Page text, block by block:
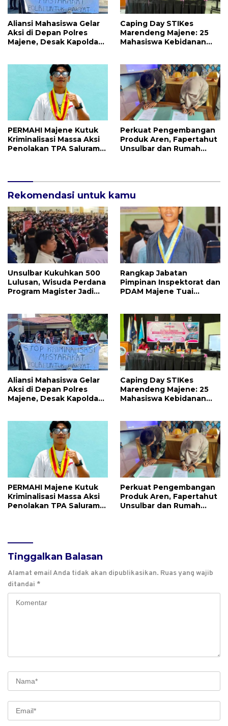
Aliansi Mahasiswa Gelar
Aksi di Depan Polres
Majene, Desak Kapolda
Caping Day STIKes
Marendeng Majene: 25
Mahasiswa Kebidanan
PERMAHI Majene Kutuk
Kriminalisasi Massa Aksi
Penolakan TPA Saluramo,
Perkuat Pengembangan
Produk Aren, Fapertahut
Unsulbar dan Rumah
Rekomendasi untuk kamu
Unsulbar Kukuhkan 500
Lulusan, Wisuda Perdana
Program Magister Jadi
Rangkap Jabatan
Pimpinan Inspektorat dan
PDAM Majene Tuai
Independensi
Pengawasan
Aliansi Mahasiswa Gelar
Aksi di Depan Polres
Majene, Desak Kapolda
Caping Day STIKes
Marendeng Majene: 25
Mahasiswa Kebidanan
PERMAHI Majene Kutuk
Kriminalisasi Massa Aksi
Penolakan TPA Saluramo,
Perkuat Pengembangan
Produk Aren, Fapertahut
Unsulbar dan Rumah
Tinggalkan Balasan
Alamat email Anda tidak akan dipublikasikan. Ruas yang wajib
ditandai *